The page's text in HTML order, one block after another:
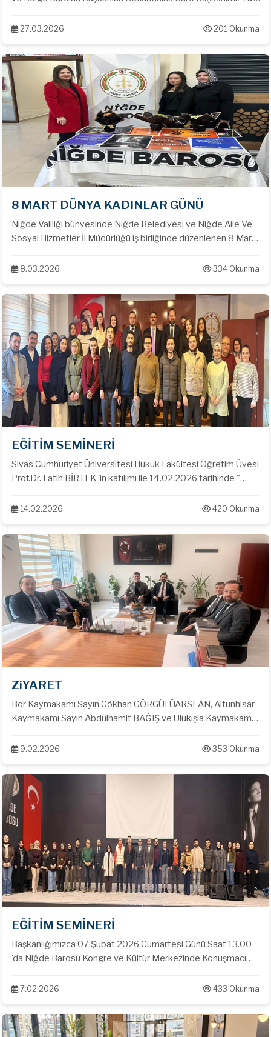
önerileri ve ortak çalışmalar hakkında görüş alışverişinde
27.03.2026 201 Okunma
8 MART DÜNYA KADINLAR GÜNÜ
Niğde Valiliği bünyesinde Niğde Belediyesi ve Niğde Aile Ve
Sosyal Hizmetler İl Müdürlüğü iş birliğinde düzenlenen 8 Mart
ÖZTÜRK, Baromuz Kadın Hakları Komisyonu Sorumlusu Av.
Av. Ümmügülsüm BUDAK tarafından katılım sağlanmıştır.
8.03.2026 334 Okunma
EĞİTİM SEMİNERİ
Sivas Cumhuriyet Üniversitesi Hukuk Fakültesi Öğretim Üyesi
Prof.Dr. Fatih BİRTEK 'in katılımı ile 14.02.2026 tarihinde "
Avukatın Hakları ve Yükümlülükleri " konulu seminer
14.02.2026 420 Okunma
ZiYARET
Bor Kaymakamı Sayın Gökhan GÖRGÜLÜARSLAN, Altunhisar
Kaymakamı Sayın Abdulhamit BAĞIŞ ve Ulukışla Kaymakamı
9.02.2026 353 Okunma
EĞİTİM SEMİNERİ
Başkanlığımızca 07 Şubat 2026 Cumartesi Günü Saat 13.00
'da Niğde Barosu Kongre ve Kültür Merkezinde Konuşmacı
katımları ile '' Menfi Tespit, İstirdat ve Tasarrufun İptali
7.02.2026 433 Okunma